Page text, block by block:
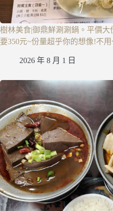
樹林美食|御鼎鮮涮涮鍋。平價
要350元~份量超乎你的想像!不
2026 年 8 月 1 日